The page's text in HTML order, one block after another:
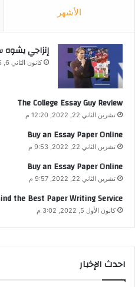
الأشهر
إنزاجي
كانون الثاني 6, 2025, 11:59 ص
The College Essay Guy Review
تشرين الثاني 22, 2022, 12:20 م
Buy an Essay Paper Online
تشرين الثاني 22, 2022, 9:53 م
Buy an Essay Paper Online
تشرين الثاني 22, 2022, 9:57 م
the Best Paper Writing Service
كانون الأول 5, 2022, 3:02 م
احدث الإخبار